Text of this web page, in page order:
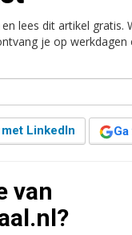
Retail Logistiek
Eurocommercial
juni 2017 naar €72,1
lees dit artikel gratis.
je op werkdagen
LinkedIn
van